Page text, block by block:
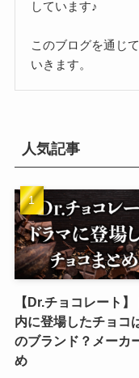
しています♪
このブログを通じ
いきます。
人気記事
【Dr.チョコレート
内に登場したチョコ
のブランド？メーカ
め